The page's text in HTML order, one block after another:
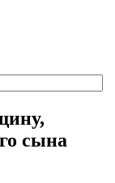
сына